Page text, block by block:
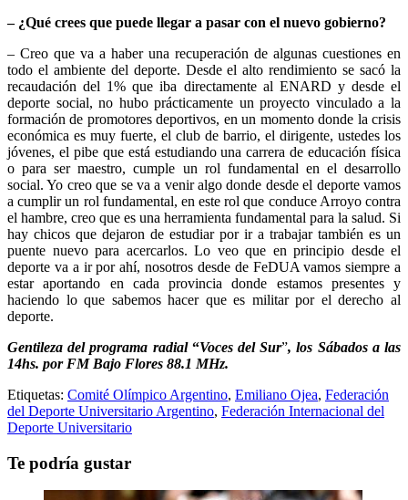
– ¿Qué crees que puede llegar a pasar con el nuevo gobierno?
– Creo que va a haber una recuperación de algunas cuestiones en
todo el ambiente del deporte. Desde el alto rendimiento se sacó la
recaudación del 1% que iba directamente al ENARD y desde el
deporte social, no hubo prácticamente un proyecto vinculado a la
formación de promotores deportivos, en un momento donde la crisis
económica es muy fuerte, el club de barrio, el dirigente, ustedes los
jóvenes, el pibe que está estudiando una carrera de educación física
o para ser maestro, cumple un rol fundamental en el desarrollo
social. Yo creo que se va a venir algo donde desde el deporte vamos
a cumplir un rol fundamental, en este rol que conduce Arroyo contra
el hambre, creo que es una herramienta fundamental para la salud. Si
hay chicos que dejaron de estudiar por ir a trabajar también es un
puente nuevo para acercarlos. Lo veo que en principio desde el
deporte va a ir por ahí, nosotros desde de FeDUA vamos siempre a
estar aportando en cada provincia donde estamos presentes y
haciendo lo que sabemos hacer que es militar por el derecho al
deporte.
Gentileza del programa radial “Voces del Sur”, los Sábados a las
14hs. por FM Bajo Flores 88.1 MHz.
Etiquetas: Comité Olímpico Argentino, Emiliano Ojea, Federación
del Deporte Universitario Argentino, Federación Internacional del
Deporte Universitario
Te podría gustar